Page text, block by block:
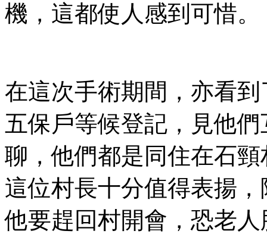
機，這都使人感到可惜。
在這次手術期間，亦看
五保戶等候登記，見他
聊，他們都是同住在石
這位村長十分值得表揚
他要趕回村開會，恐老